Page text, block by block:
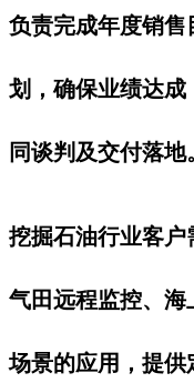
负责完成年度销
划，确保业绩达
同谈判及交付落地
挖掘石油行业客
气田远程监控、
场景的应用，提供